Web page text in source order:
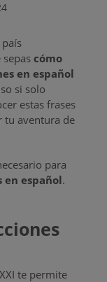
cómo
en español
si solo
estas frases
tu aventura de
para
español.
te permite